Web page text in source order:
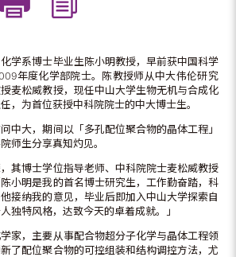
学系博士毕业生陈小明教授，早前获中国科学
年度化学部院士。陈教授师从中大伟伦研究
麦松威教授，现任中山大学生物无机与合成化
，为首位获授中科院院士的中大博士生。
中大，期间以「多孔配位聚合物的晶体工程」
师生分享真知灼见。
其博士学位指导老师、中科院院士麦松威教授
小明是我的首名博士研究生，工作勤奋踏，科
接纳我的意见，毕业后即加入中山大学探索自
独特风格，达致今天的卓着成就。」
家，主要从事配合物超分子化学与晶体工程领
了配位聚合物的可控组装和结构调控方法，尤